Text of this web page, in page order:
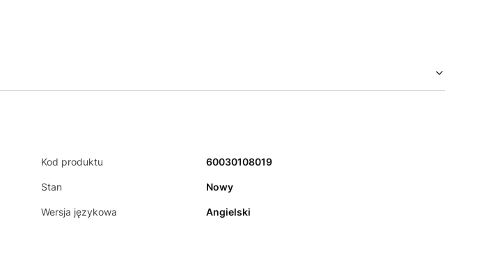
Kod produktu 60030108019
Stan Nowy
Wersja językowa Angielski